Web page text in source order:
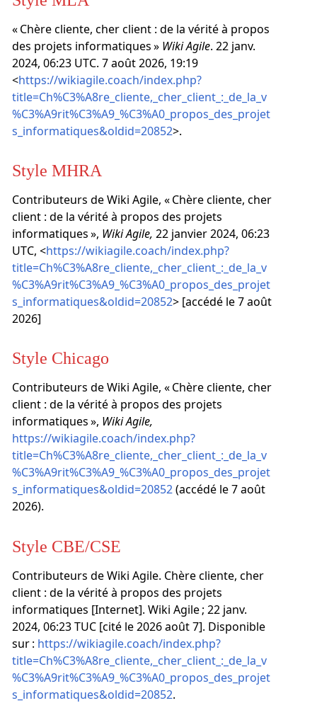
« Chère cliente, cher client : de la vérité à propos
des projets informatiques » Wiki Agile. 22 janv.
2024, 06:23 UTC. 7 août 2026, 19:19
<https://wikiagile.coach/index.php?
title=Ch%C3%A8re_cliente,_cher_client_:_de_la_v
%C3%A9rit%C3%A9_%C3%A0_propos_des_projet
s_informatiques&oldid=20852>.
Style MHRA
Contributeurs de Wiki Agile, « Chère cliente, cher
client : de la vérité à propos des projets
informatiques », Wiki Agile, 22 janvier 2024, 06:23
UTC, <https://wikiagile.coach/index.php?
title=Ch%C3%A8re_cliente,_cher_client_:_de_la_v
%C3%A9rit%C3%A9_%C3%A0_propos_des_projet
s_informatiques&oldid=20852> [accédé le 7 août
2026]
Style Chicago
Contributeurs de Wiki Agile, « Chère cliente, cher
client : de la vérité à propos des projets
informatiques », Wiki Agile,
https://wikiagile.coach/index.php?
title=Ch%C3%A8re_cliente,_cher_client_:_de_la_v
%C3%A9rit%C3%A9_%C3%A0_propos_des_projet
s_informatiques&oldid=20852(accédé le 7 août
2026).
Style CBE/CSE
Contributeurs de Wiki Agile. Chère cliente, cher
client : de la vérité à propos des projets
informatiques [Internet]. Wiki Agile ; 22 janv.
2024, 06:23 TUC [cité le 2026 août 7]. Disponible
sur : https://wikiagile.coach/index.php?
title=Ch%C3%A8re_cliente,_cher_client_:_de_la_v
%C3%A9rit%C3%A9_%C3%A0_propos_des_projet
s_informatiques&oldid=20852.